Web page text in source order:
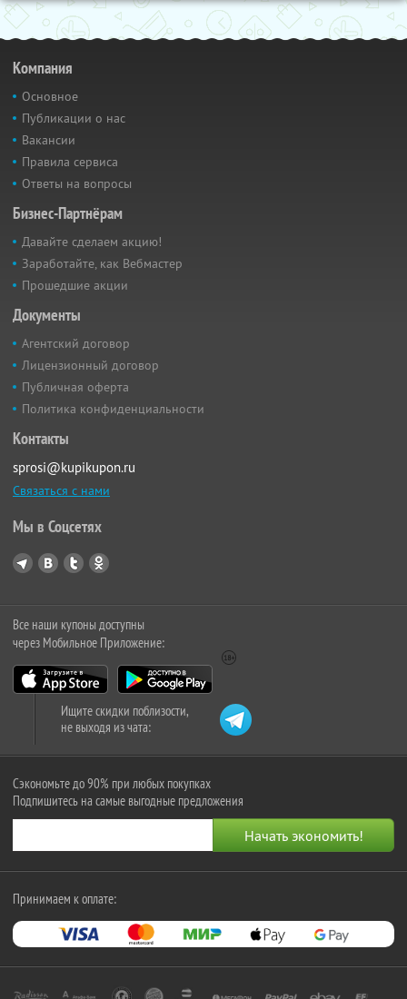
Компания
Основное
Публикации о нас
Вакансии
Правила сервиса
Ответы на вопросы
Бизнес-Партнёрам
Давайте сделаем акцию!
Заработайте, как Вебмастер
Прошедшие акции
Документы
Агентский договор
Лицензионный договор
Публичная оферта
Политика конфиденциальности
Контакты
sprosi@kupikupon.ru
Связаться с нами
Мы в Соцсетях
Все наши купоны доступны
через Мобильное Приложение:
Ищите скидки поблизости,
не выходя из чата:
Сэкономьте до 90% при любых покупках
Подпишитесь на самые выгодные предложения
Принимаем к оплате: